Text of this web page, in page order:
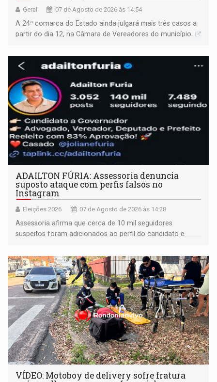
Geral 07 de Agosto de 2026 às 14:54
A 24ª comarca do Estado ainda julgará mais três casos a
partir do dia 12, na Câmara de Vereadores do município
ADAILTON FÚRIA: Assessoria denuncia
suposto ataque com perfis falsos no
Instagram
Eleições 2026 07 de Agosto de 2026 às 14:28
Assessoria afirma que cerca de 10 mil seguidores
suspeitos foram adicionados ao perfil do candidato e
remover as contas
VÍDEO: Motoboy de delivery sofre fratura